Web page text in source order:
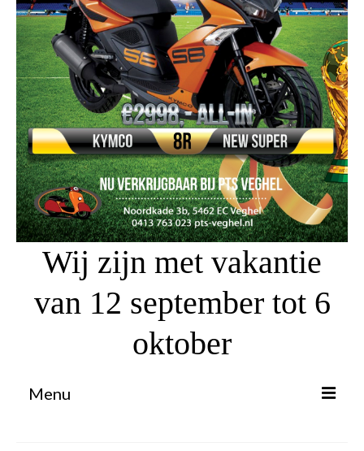
Wij zijn met vakantie
van 12 september tot 6
oktober
Menu